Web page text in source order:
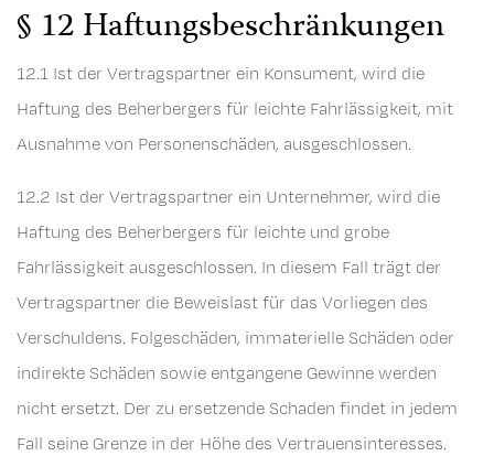
§ 12 Haftungsbeschränkungen
12.1 Ist der Vertragspartner ein Konsument, wird die
Haftung des Beherbergers für leichte Fahrlässigkeit, mit
Ausnahme von Personenschäden, ausgeschlossen.
12.2 Ist der Vertragspartner ein Unternehmer, wird die
Haftung des Beherbergers für leichte und grobe
Fahrlässigkeit ausgeschlossen. In diesem Fall trägt der
Vertragspartner die Beweislast für das Vorliegen des
Verschuldens. Folgeschäden, immaterielle Schäden oder
indirekte Schäden sowie entgangene Gewinne werden
nicht ersetzt. Der zu ersetzende Schaden findet in jedem
Fall seine Grenze in der Höhe des Vertrauensinteresses.